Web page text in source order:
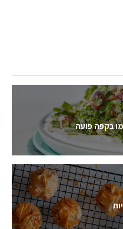
בקפה פועה